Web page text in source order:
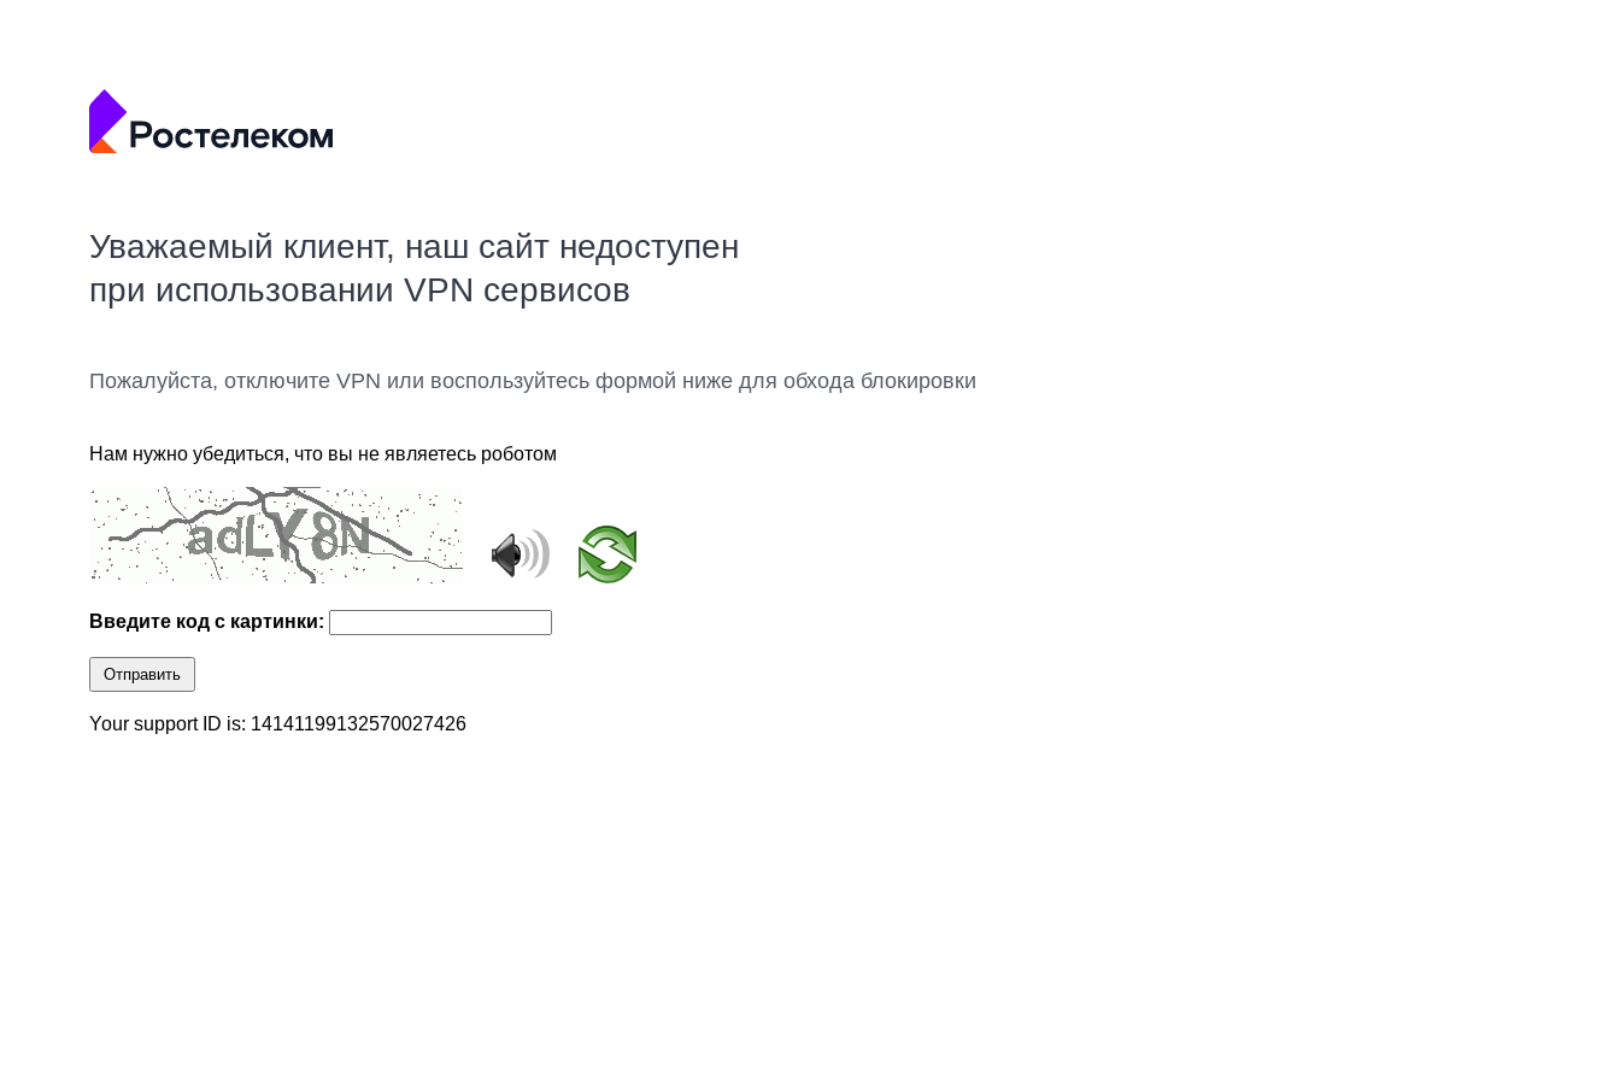
Уважаемый клиент, наш сайт недоступен
при использовании VPN сервисов
Пожалуйста, отключите VPN или воспользуйтесь формой ниже для обхода блокировки
Нам нужно убедиться, что вы не являетесь роботом
Введите код с картинки:
Отправить
Your support ID is: 14141199132570027426